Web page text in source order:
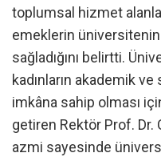
toplumsal hizmet
emeklerin
sağladığını belirtti.
kadınların akademik
imkâna sahip olması
getiren Rektör Prof. Dr.
azmi sayesinde